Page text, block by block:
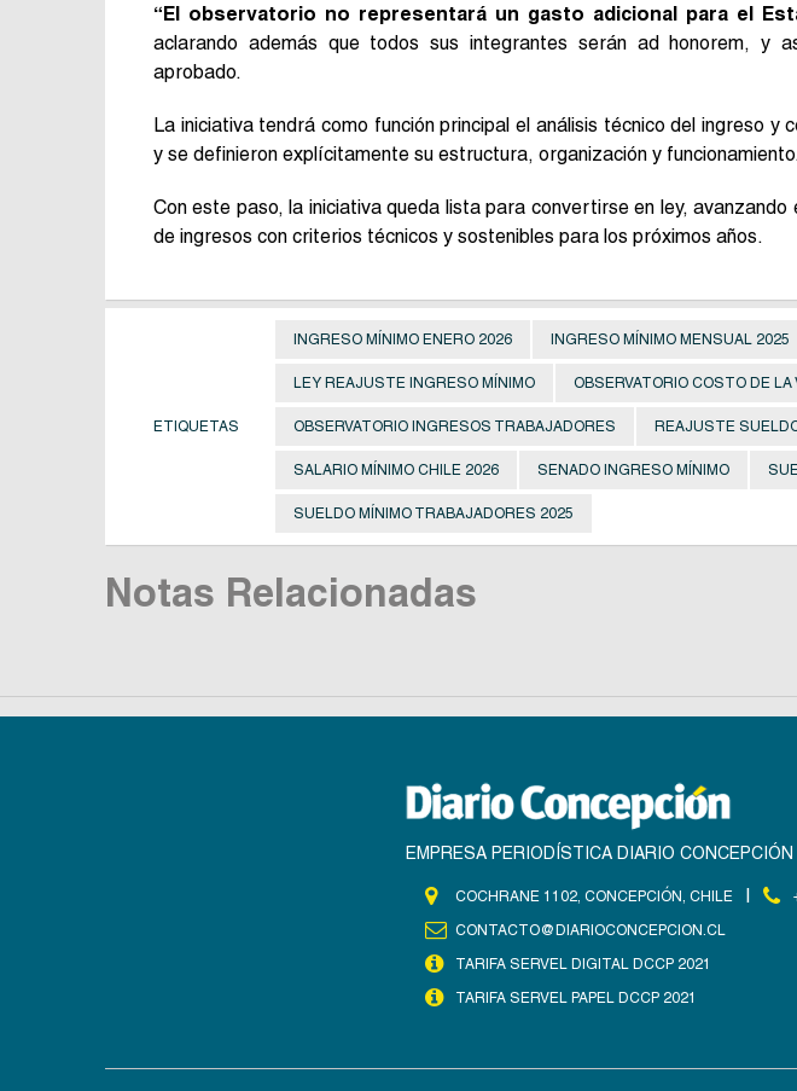
“El observatorio no representará un gasto adicional para el
aclarando además que todos sus integrantes serán ad honorem, y
aprobado.
La iniciativa tendrá como función principal el análisis técnico del ingreso
y se definieron explícitamente su estructura, organización y
Con este paso, la iniciativa queda lista para convertirse en ley, avanzando
de ingresos con criterios técnicos y sostenibles para los próximos años.
ETIQUETAS
INGRESO MÍNIMO ENERO 2026 INGRESO MÍNIMO MENSUAL 2025
LEY REAJUSTE INGRESO MÍNIMO OBSERVATORIO COSTO DE LA
OBSERVATORIO INGRESOS TRABAJADORES REAJUSTE
SALARIO MÍNIMO CHILE 2026 SENADO INGRESO MÍNIMO
SUELDO MÍNIMO TRABAJADORES 2025
Notas Relacionadas
EMPRESA PERIODÍSTICA DIARIO
COCHRANE 1102, CONCEPCIÓN, CHILE
CONTACTO@DIARIOCONCEPCION.CL
TARIFA SERVEL DIGITAL DCCP 2021
TARIFA SERVEL PAPEL DCCP 2021